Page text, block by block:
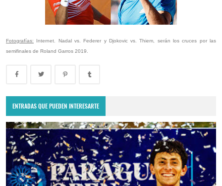
Fotografías: Internet. Nadal vs. Federer y Djokovic vs. Thiem, serán los cruces por las
semifinales de Roland Garros 2019.
ENTRADAS QUE PUEDEN INTERESARTE